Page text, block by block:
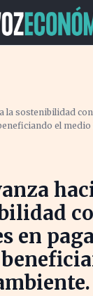
la sostenibilidad
el medio
en